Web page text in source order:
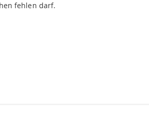
fehlen darf.